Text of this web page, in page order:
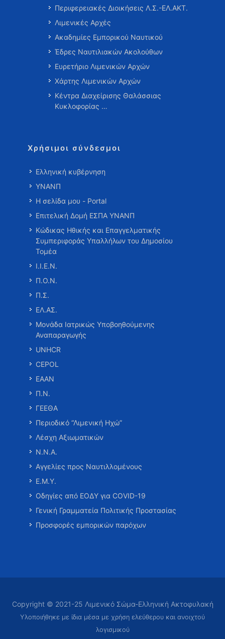
Περιφερειακές Διοικήσεις Λ.Σ.-ΕΛ.ΑΚΤ.
Λιμενικές Αρχές
Ακαδημίες Εμπορικού Ναυτικού
Έδρες Ναυτιλιακών Ακολούθων
Ευρετήριο Λιμενικών Αρχών
Χάρτης Λιμενικών Αρχών
Κέντρα Διαχείρισης Θαλάσσιας
Κυκλοφορίας …
Χρήσιμοι σύνδεσμοι
Ελληνική κυβέρνηση
ΥΝΑΝΠ
Η σελίδα μου - Portal
Επιτελική Δομή ΕΣΠΑ ΥΝΑΝΠ
Κώδικας Ηθικής και Επαγγελματικής
Συμπεριφοράς Υπαλλήλων του Δημοσίου
Τομέα
Ι.Ι.Ε.Ν.
Π.Ο.Ν.
Π.Σ.
ΕΛ.ΑΣ.
Μονάδα Ιατρικώς Υποβοηθούμενης
Αναπαραγωγής
UNHCR
CEPOL
ΕΑΑΝ
Π.Ν.
ΓΕΕΘΑ
Περιοδικό “Λιμενική Ηχώ”
Λέσχη Αξιωματικών
Ν.Ν.Α.
Αγγελίες προς Ναυτιλλομένους
Ε.Μ.Υ.
Οδηγίες από ΕΟΔΥ για COVID-19
Γενική Γραμματεία Πολιτικής Προστασίας
Προσφορές εμπορικών παρόχων
Copyright © 2021-25 Λιμενικό Σώμα-Ελληνική Ακτοφυλακή
Υλοποιήθηκε με ίδια μέσα με χρήση ελεύθερου και ανοιχτού
λογισμικού